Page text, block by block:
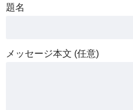
題名
メッセージ本文 (任意)